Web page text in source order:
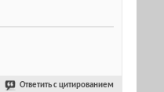
Ответить с цитированием